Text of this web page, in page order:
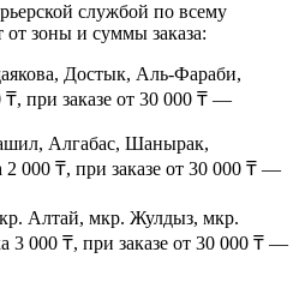
службой по всему
зоны и суммы заказа:
Достык, Аль-Фараби,
при заказе от 30 000 ₸ —
Алгабас, Шанырак,
000 ₸, при заказе от 30 000 ₸ —
Алтай, мкр. Жулдыз, мкр.
3 000 ₸, при заказе от 30 000 ₸ —